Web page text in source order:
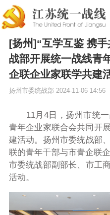
[扬州]“互学互鉴 携
战部开展统一战线青
企联企业家联学共建
扬州市委统战部 2024-11-06 14:56
11月4日，扬州市统一
青年企业家联合会共同开
建活动。扬州市委统战部
联的青年干部与市青企联
市委统战部副部长、市工
活动。